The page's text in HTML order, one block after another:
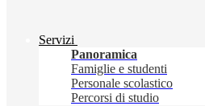
Servizi
Panoramica
Famiglie e studenti
Personale scolastico
Percorsi di studio